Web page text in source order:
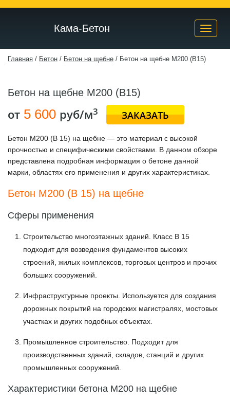
Toggle
Кама-Бетон
Главная / Бетон / Бетон на щебне / Бетон на щебне М200 (B15)
Бетон на щебне М200 (B15)
от 5 600 руб/м3 ЗАКАЗАТЬ
Бетон М200 (В 15) на щебне — это материал с высокой
прочностью и специфическими свойствами. В данном обзоре
представлена подробная информация о бетоне данной
марки, областях его применения и других характеристиках.
Бетон М200 (В 15) на щебне
Сферы применения
Строительство многоэтажных зданий . Класс В 15
подходит для возведения фундаментов высоких
строений, жилых комплексов, торговых центров и прочих
больших сооружений.
Инфраструктурные проекты . Используется для создания
дорожных покрытий на городских магистралях, мостовых
участках и других подобных объектах.
Промышленное строительство . Подходит для
производственных зданий, складов, станций и других
промышленных сооружений.
Характеристики бетона М200 на щебне